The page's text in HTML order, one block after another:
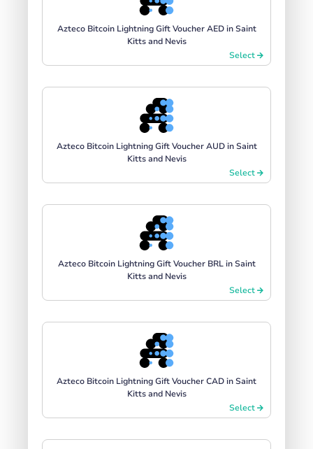
Azteco Bitcoin Lightning Gift Voucher AED in Saint
Kitts and Nevis
Select
Azteco Bitcoin Lightning Gift Voucher AUD in Saint
Kitts and Nevis
Select
Azteco Bitcoin Lightning Gift Voucher BRL in Saint
Kitts and Nevis
Select
Azteco Bitcoin Lightning Gift Voucher CAD in Saint
Kitts and Nevis
Select